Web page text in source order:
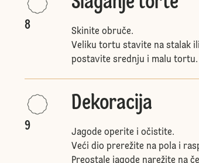
8
Skinite obruče.
Veliku tortu stavite na stalak
postavite srednju i malu tortu.
9
Dekoracija
Jagode operite i očistite.
Veći dio prerežite na pola i
Preostale jagode narežite na